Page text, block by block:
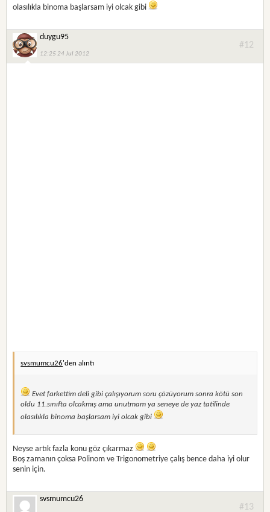
olasılıkla binoma başlarsam iyi olcak gibi
duygu95
12:25 24 Jul 2012
#12
svsmumcu26'den alıntı
Evet farkettim deli gibi çalışıyorum soru çözüyorum sonra kötü son
oldu 11.sınıfta olcakmış ama unutmam ya seneye de yaz tatilinde
olasılıkla binoma başlarsam iyi olcak gibi
Neyse artık fazla konu göz çıkarmaz
Boş zamanın çoksa Polinom ve Trigonometriye çalış bence daha iyi olur
senin için.
svsmumcu26
#13